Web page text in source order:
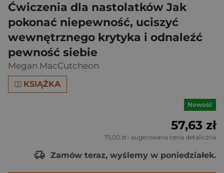
Ćwiczenia dla nastolatków Jak
pokonać niepewność, uciszyć
wewnętrznego krytyka i odnaleźć
pewność siebie
Megan MacCutcheon
KSIĄŻKA
Nowość
57,63 zł
75,00 zł - sugerowana cena detaliczna
Zamów teraz, wyślemy w poniedziałek.